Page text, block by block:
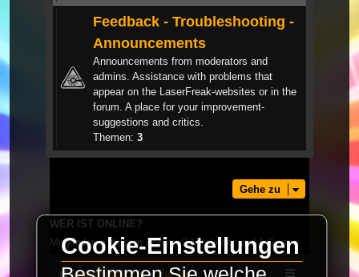
Feedback - Troubleshooting -
Announcements
Announcements from moderators and
admins. Assistance with problems that
appear on the LaserFreak-websites or in the
forum. A place for your improvement-
suggestions and critics.
Themen: 3
Gehe zu
WER IST ONLINE?
Mitglieder in diesem Forum: 0 Mitglieder und 1 Gast
LaserFreak.net Forum
Cookie-Einstellungen